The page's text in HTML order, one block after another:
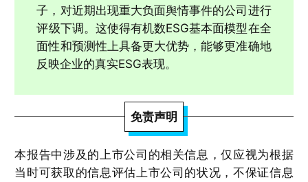
子，对近期出现重大负面舆情事件的公司进行
评级下调。这使得有机数ESG基本面模型在全
面性和预测性上具备更大优势，能够更准确地
反映企业的真实ESG表现。
免责声明
本报告中涉及的上市公司的相关信息，仅应视为根据
当时可获取的信息评估上市公司的状况，不保证信息